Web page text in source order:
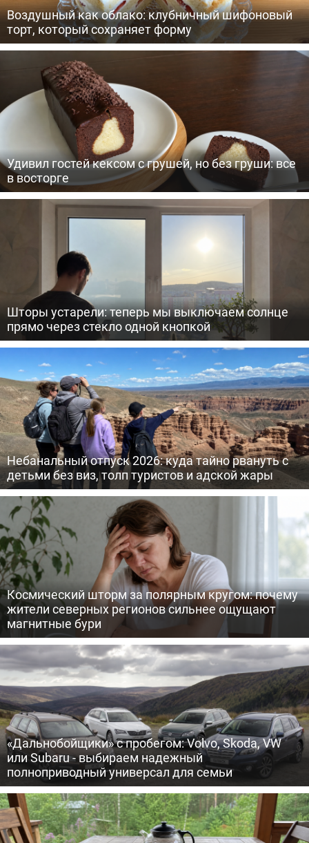
Воздушный как облако: клубничный шифоновый
торт, который сохраняет форму
Удивил гостей кексом с грушей, но без груши: все
в восторге
Шторы устарели: теперь мы выключаем солнце
прямо через стекло одной кнопкой
Небанальный отпуск 2026: куда тайно рвануть с
детьми без виз, толп туристов и адской жары
Космический шторм за полярным кругом: почему
жители северных регионов сильнее ощущают
магнитные бури
«Дальнобойщики» с пробегом: Volvo, Skoda, VW
или Subaru - выбираем надежный
полноприводный универсал для семьи